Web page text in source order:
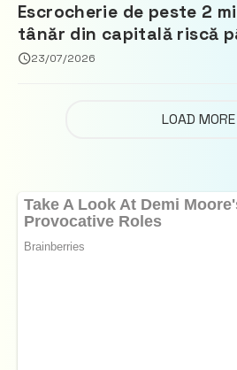
Escrocherie de peste 2
tânăr din capitală riscă
închisoare
23/07/2026
LOAD MORE